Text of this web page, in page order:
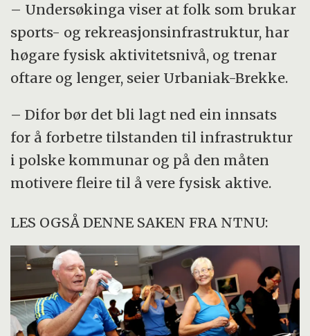
– Undersøkinga viser at folk som brukar
sports- og rekreasjonsinfrastruktur, har
høgare fysisk aktivitetsnivå, og trenar
oftare og lenger, seier Urbaniak-Brekke.
– Difor bør det bli lagt ned ein innsats
for å forbetre tilstanden til infrastruktur
i polske kommunar og på den måten
motivere fleire til å vere fysisk aktive.
LES OGSÅ DENNE SAKEN FRA NTNU: